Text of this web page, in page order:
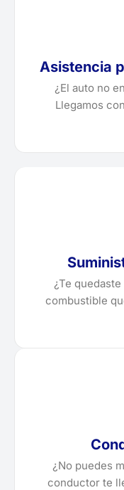
Asistencia
¿El auto no
Llegamos
¿Te
combustible
¿No puedes
conductor te